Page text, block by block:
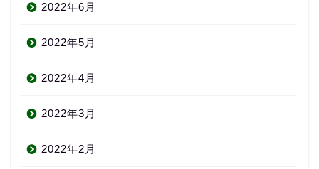
2022年6月
2022年5月
2022年4月
2022年3月
2022年2月